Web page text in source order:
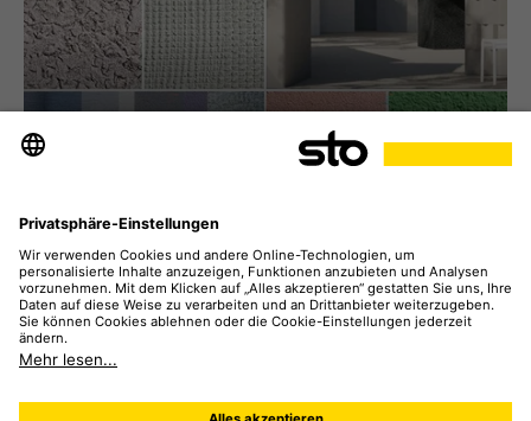
Unsere Materialbibliothek: Lassen Sie
sich inspirieren